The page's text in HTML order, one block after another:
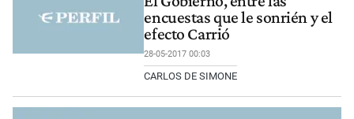
encuestas que le sonrién y el
efecto Carrió
28-05-2017 00:03
CARLOS DE SIMONE